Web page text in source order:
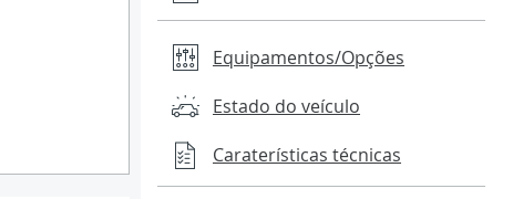
Equipamentos/Opções
Estado do veículo
Caraterísticas técnicas